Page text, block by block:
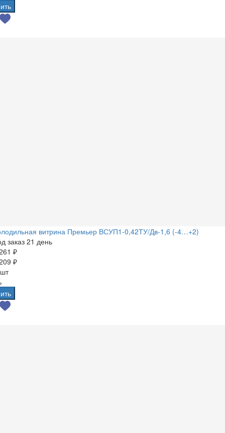
витрина Премьер ВСУП1-0,42ТУ/Дв-1,6 (-4…+2)
заказ 21 день
₽
₽